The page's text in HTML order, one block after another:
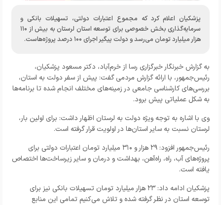
پزشکیان اعلام کرد که مجموع اعتبارات دولتی، تسهیلات بانکی و
سرمایه‌گذاری بخش خصوصی برای توسعه استان لرستان به بیش از ۱۱۰
هزار میلیارد تومان می‌رسد و دولت پیگیر اجرای ۱۰۰ درصد پروژه‌هاست.
به گزارش خبرنگار خبرگزاری رسا از خرم‌آباد، دکتر مسعود پزشکیان،
رئیس‌جمهور، با ارائه گزارش مردمی گفت: پیش از سفر دولت به استان،
بررسی‌های کارشناسی جامعی در زمینه‌های مختلف انجام شده تا برنامه‌ها
به شکل عملیاتی پیش برود.
وی با اشاره به توجه ویژه دولت به لرستان اظهار داشت: برای اولین بار،
لرستان نسبت به سایر استان‌ها در اولویت قرار گرفته است.
رئیس‌جمهور افزود: ۲۹ هزار و ۳۱۰ میلیارد تومان اعتبارات دولتی برای
پروژه‌های آب، راه، راه‌آهن، بهداشت و درمان و سایر زیرساخت‌ها اختصاص
یافته است.
پزشکیان ادامه داد: ۲۳ هزار میلیارد تومان تسهیلات بانکی نیز برای
توسعه استان در نظر گرفته شده و تلاش می‌کنیم تمامی این منابع